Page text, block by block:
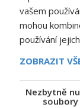
vašem
mohou
používání
ZOBRAZIT
Nezbytně
soubory